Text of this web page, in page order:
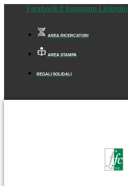
Facebook-f Instagram Linkedin
AREA RICERCATORI
AREA STAMPA
REGALI SOLIDALI